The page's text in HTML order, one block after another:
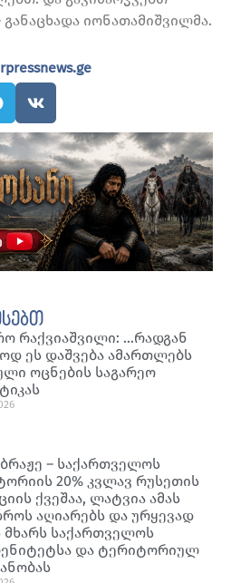
იონათამიშვილმა.
რაქვიაშვილი: …რადგან
ეს დაშვება ამართლებს
ოცნების საგარეო
ბრაჟე – საქართველოს
20% კვლავ რუსეთის
ქვეშაა, ლატვია ამას
აღიარებს და ურყევად
მხარს საქართველოს
და ტერიტორიულ